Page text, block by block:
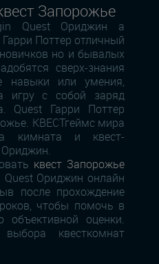
Запорожье
Quest Ориджин а
Поттер отличный
но и бывалых
сверх-знания
навыки или умения,
игру с собой заряд
Quest Гарри Поттер
КВЕСТгеймс мира
кимната и квест-
Ориджин.
квест Запорожье
Quest Ориджин онлайн
после прохождение
чтобы помочь в
оценки.
квесткомнат